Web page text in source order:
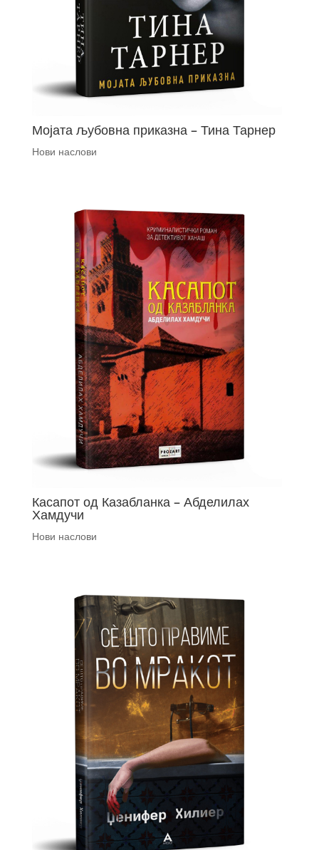
Мојата љубовна приказна – Тина Тарнер
Нови наслови
Касапот од Казабланка – Абделилах
Хамдучи
Нови наслови